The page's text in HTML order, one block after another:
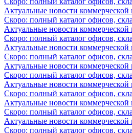
Актуальные новости
Скоро: полный каталог офисов,
Актуальные новости
Скоро: полный каталог офисов,
Актуальные новости
Скоро: полный каталог офисов,
Актуальные новости
Скоро: полный каталог офисов,
Актуальные новости
Скоро: полный каталог офисов,
Актуальные новости
Скоро: полный каталог офисов,
Актуальные новости
Скоро: полный каталог офисов,